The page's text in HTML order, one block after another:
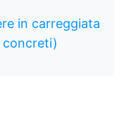
in carreggiata
concreti)